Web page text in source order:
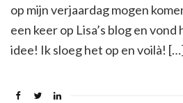
op mijn verjaardag mogen
een keer op Lisa’s blog en
idee! Ik sloeg het op en voilà!